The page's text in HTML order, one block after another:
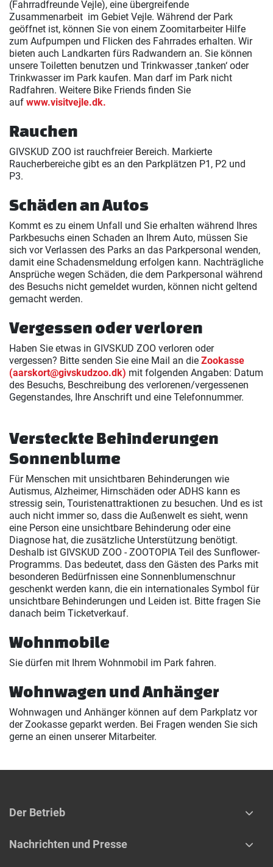
(Fahrradfreunde Vejle), eine übergreifende
Zusammenarbeit im Gebiet Vejle. Während der Park
geöffnet ist, können Sie von einem Zoomitarbeiter Hilfe
zum Aufpumpen und Flicken des Fahrrades erhalten. Wir
bieten auch Landkarten fürs Radwandern an. Sie können
unsere Toiletten benutzen und Trinkwasser ‚tanken‘ oder
Trinkwasser im Park kaufen. Man darf im Park nicht
Radfahren. Weitere Bike Friends finden Sie
auf www.visitvejle.dk.
Rauchen
GIVSKUD ZOO ist rauchfreier Bereich. Markierte
Raucherbereiche gibt es an den Parkplätzen P1, P2 und
P3.
Schäden an Autos
Kommt es zu einem Unfall und Sie erhalten während Ihres
Parkbesuchs einen Schaden an Ihrem Auto, müssen Sie
sich vor Verlassen des Parks an das Parkpersonal wenden,
damit eine Schadensmeldung erfolgen kann. Nachträgliche
Ansprüche wegen Schäden, die dem Parkpersonal während
des Besuchs nicht gemeldet wurden, können nicht geltend
gemacht werden.
Vergessen oder verloren
Haben Sie etwas in GIVSKUD ZOO verloren oder
vergessen? Bitte senden Sie eine Mail an die Zookasse
(aarskort@givskudzoo.dk) mit folgenden Angaben: Datum
des Besuchs, Beschreibung des verlorenen/vergessenen
Gegenstandes, Ihre Anschrift und eine Telefonnummer.
Versteckte Behinderungen
Sonnenblume
Für Menschen mit unsichtbaren Behinderungen wie
Autismus, Alzheimer, Hirnschäden oder ADHS kann es
stressig sein, Touristenattraktionen zu besuchen. Und es ist
auch nicht immer so, dass die Außenwelt es sieht, wenn
eine Person eine unsichtbare Behinderung oder eine
Diagnose hat, die zusätzliche Unterstützung benötigt.
Deshalb ist GIVSKUD ZOO - ZOOTOPIA Teil des Sunflower-
Programms. Das bedeutet, dass den Gästen des Parks mit
besonderen Bedürfnissen eine Sonnenblumenschnur
geschenkt werden kann, die ein internationales Symbol für
unsichtbare Behinderungen und Leiden ist. Bitte fragen Sie
danach beim Ticketverkauf.
Wohnmobile
Sie dürfen mit Ihrem Wohnmobil im Park fahren.
Wohnwagen und Anhänger
Wohnwagen und Anhänger können auf dem Parkplatz vor
der Zookasse geparkt werden. Bei Fragen wenden Sie sich
gerne an einen unserer Mitarbeiter.
Der Betrieb
Nachrichten und Presse